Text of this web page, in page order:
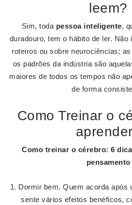
leem?
Sim, toda pessoa inteligente,
duradouro, tem o hábito de ler. Não
roteiros ou sobre neurociências; as
os padrões da indústria são
maiores de todos os tempos não
de forma
Como Treinar o
Como treinar o cérebro: 6
pensamento
Dormir bem. Quem acorda após
sente vários efeitos benéficos,